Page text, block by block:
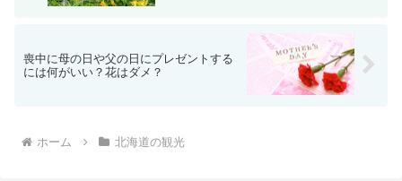
喪中に母の日や父の日にプレゼントする
には何がいい？花はダメ？
ホーム 北海道の観光